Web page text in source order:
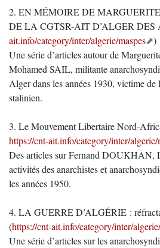
2. EN MÉMOIRE DE
DE LA CGTSR-AIT D’ALGER DES
ait.info/category/inter/algerie/maspes
)
Une série d’articles autour de
Mohamed SAIL, militante
Alger dans les années 1930, victime de
stalinien.
3. Le Mouvement Libertaire Nord-
https://cnt-ait.info/category/inter/
Des articles sur Fernand DOUKHAN,
activités des anarchistes et
les années 1950.
4. LA GUERRE D’ALGÉRIE :
(https://cnt-ait.info/category/inter/
Une série d’articles sur les